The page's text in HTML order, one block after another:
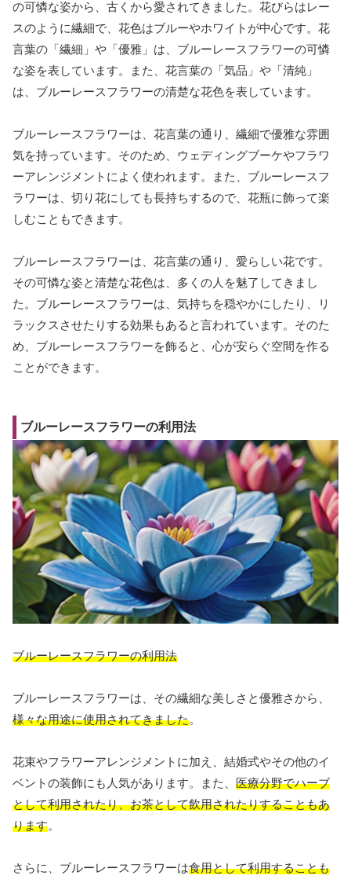
の可憐な姿から、古くから愛されてきました。花びらはレー
スのように繊細で、花色はブルーやホワイトが中心です。花
言葉の「繊細」や「優雅」は、ブルーレースフラワーの可憐
な姿を表しています。また、花言葉の「気品」や「清純」
は、ブルーレースフラワーの清楚な花色を表しています。
ブルーレースフラワーは、花言葉の通り、繊細で優雅な雰囲
気を持っています。そのため、ウェディングブーケやフラワ
ーアレンジメントによく使われます。また、ブルーレースフ
ラワーは、切り花にしても長持ちするので、花瓶に飾って楽
しむこともできます。
ブルーレースフラワーは、花言葉の通り、愛らしい花です。
その可憐な姿と清楚な花色は、多くの人を魅了してきまし
た。ブルーレースフラワーは、気持ちを穏やかにしたり、リ
ラックスさせたりする効果もあると言われています。そのた
め、ブルーレースフラワーを飾ると、心が安らぐ空間を作る
ことができます。
ブルーレースフラワーの利用法
ブルーレースフラワーの利用法
ブルーレースフラワーは、その繊細な美しさと優雅さから、
様々な用途に使用されてきました。
花束やフラワーアレンジメントに加え、結婚式やその他のイ
ベントの装飾にも人気があります。また、 医療分野でハーブ
として利用されたり、お茶として飲用されたりすることもあ
ります。
さらに、ブルーレースフラワーは食用として利用することも